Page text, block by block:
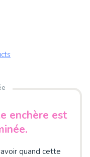
enchère est
quand cette